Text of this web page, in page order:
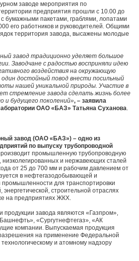
заводе мероприятия по
предприятия прошли с 10.00 до
с бумажными пакетами, граблями, лопатами
его работников и руководителей. Общими
территория завода, высажены молодые
завод традиционно уделяет большое
Заводчане с радостью восприняли идею
воздействия на окружающую
достойный повод внести посильный
нашей уникальной природы. Участие в
стремление завода сделать жизнь более
и будущего поколений», – заявила
ОАО «БАЗ» Татьяна Суханова.
завод (ОАО «БАЗ») – одно из
по выпуску трубопроводной
промышленную трубопроводную
низколегированных и нержавеющих сталей
от 25 до 700 мм и рабочим давлением от
в нефтегазодобывающей и
для транспортировки
энергетической, строительной отраслях
на предприятиях ЖКХ.
завода являются «Газпром»,
«Сургутнефтегаз», «АК
компании. Выпускаемая продукция
на применение Федеральной
и атомному надзору